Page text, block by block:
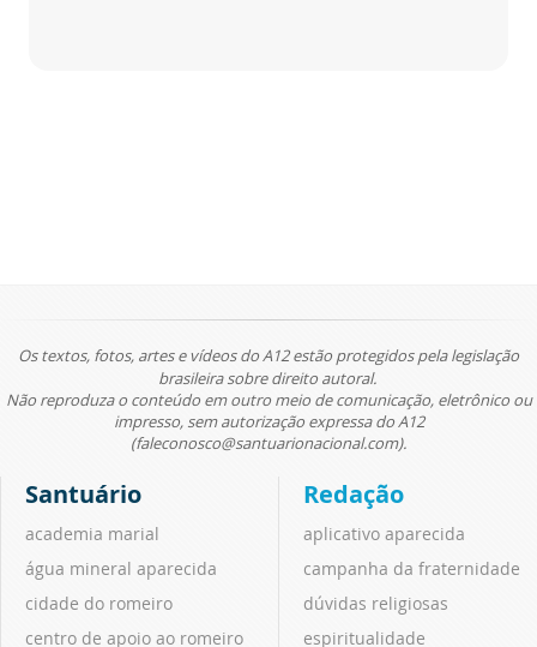
Os textos, fotos, artes e vídeos do A12 estão protegidos pela legislação
brasileira sobre direito autoral.
Não reproduza o conteúdo em outro meio de comunicação, eletrônico ou
impresso, sem autorização expressa do A12
(faleconosco@santuarionacional.com).
Santuário
academia marial
água mineral aparecida
cidade do romeiro
centro de apoio ao romeiro
Redação
aplicativo aparecida
campanha da fraternidade
dúvidas religiosas
espiritualidade